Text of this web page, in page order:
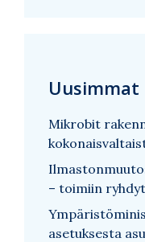
Uusimmat
Mikrobit
– toimiin
asetuksesta